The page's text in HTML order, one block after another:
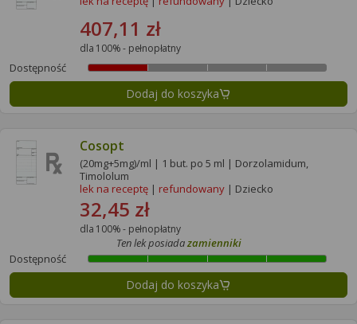
407,11 zł
dla 100% - pełnopłatny
Dostępność
Dodaj do koszyka
Cosopt
(20mg+5mg)/ml | 1 but. po 5 ml | Dorzolamidum,
Timololum
lek na receptę | refundowany | Dziecko
32,45 zł
dla 100% - pełnopłatny
Dostępność
Ten lek posiadazamienniki
Dodaj do koszyka